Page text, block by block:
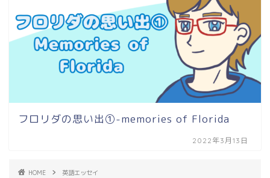
フロリダの思い出①-memories of Florida
2022年3月13日
HOME 英語エッセイ